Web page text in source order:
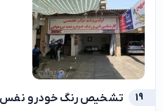
19 تشخیص رنگ خودرو